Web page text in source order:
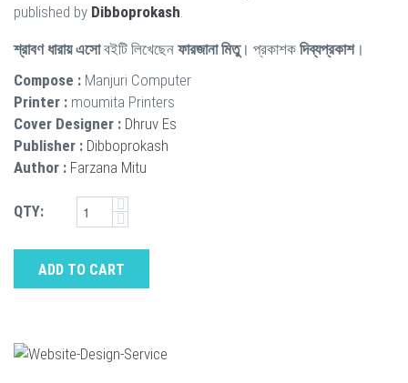
published by Dibboprokash
শ্রাবণ ধারায় এসোবইটি লিখেছেন ফারজানা মিতু। প্রকাশক দিব্যপ্রকাশ।
Compose : Manjuri Computer
Printer : moumita Printers
Cover Designer : Dhruv Es
Publisher : Dibboprokash
Author : Farzana Mitu
QTY:
ADD TO CART